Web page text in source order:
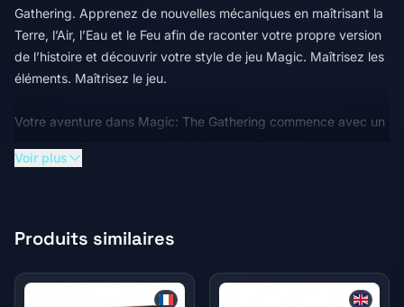
Gathering. Apprenez de nouvelles mécaniques en maîtrisant la
Terre, l’Air, l’Eau et le Feu afin de raconter votre propre version
de l’histoire et découvrir votre style de jeu Magic. Maîtrisez les
éléments. Maîtrisez le jeu.
Votre aventure dans Magic: The Gathering commence avec un
combat guidé opposant Aang et Zuko. Choisissez votre camp
avez compris les bases, maîtrisez les éléments restants avec
Combinez deux boosters et préparez-vous à jouer !
Voir plus
Produits similaires